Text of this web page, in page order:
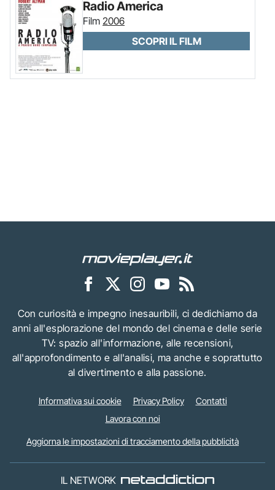
Radio America
Film 2006
SCOPRI IL FILM
Con curiosità e impegno inesauribili, ci dedichiamo da
anni all'esplorazione del mondo del cinema e delle serie
TV: spazio all'informazione, alle recensioni,
all'approfondimento e all'analisi, ma anche e soprattutto
al divertimento e alla passione.
Informativa sui cookie Privacy Policy
Contatti
Lavora con noi
Aggiorna le impostazioni di tracciamento della pubblicità
IL NETWORK